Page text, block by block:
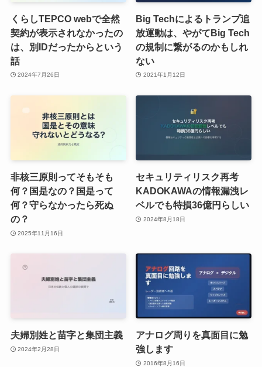
くらしTEPCO webで全然
契約が表示されなかったの
は、別IDだったからという
話
2024年7月26日
Big Techによるトランプ追
放運動は、やがてBig Tech
の規制に繋がるのかもしれ
ない
2021年1月12日
非核三原則ってそもそも
何？国是なの？国是って
何？守らなかったら死ぬ
の？
2025年11月16日
セキュリティリスク再考
KADOKAWAの情報漏洩レ
ベルでも特損36億円らしい
2024年8月18日
夫婦別姓と苗字と集団主義
2024年2月28日
アナログ周りを真面目に勉
強します
2016年8月16日